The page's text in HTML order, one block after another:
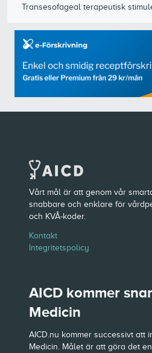
Transesofageal terapeutisk
Vårt mål är att genom vår
snabbare och enklare för
och KVÅ-koder.
Kontakt
Integritetspolicy
AICD kommer
Medicin
AICD.nu kommer successivt att
Medicin. Målet är att göra det